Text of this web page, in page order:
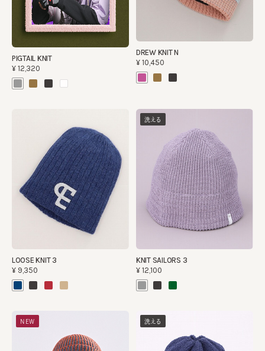
PIGTAIL KNIT
¥12,320
DREW KNIT N
¥10,450
LOOSE KNIT 3
¥9,350
洗える
KNIT SAILORS 3
¥12,100
NEW 洗える